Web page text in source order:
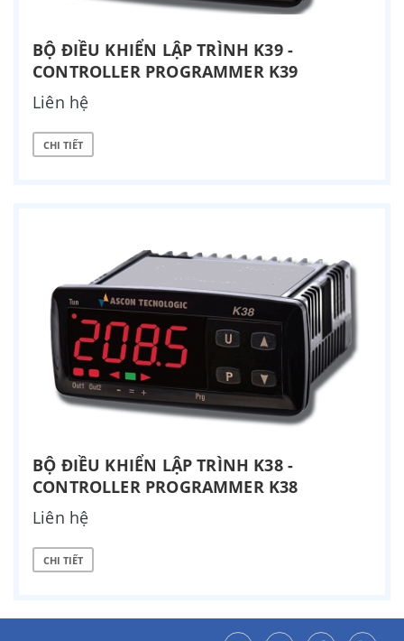
BỘ ĐIỀU KHIỂN LẬP TRÌNH K39 -
CONTROLLER PROGRAMMER K39
Liên hệ
CHI TIẾT
BỘ ĐIỀU KHIỂN LẬP TRÌNH K38 -
CONTROLLER PROGRAMMER K38
Liên hệ
CHI TIẾT